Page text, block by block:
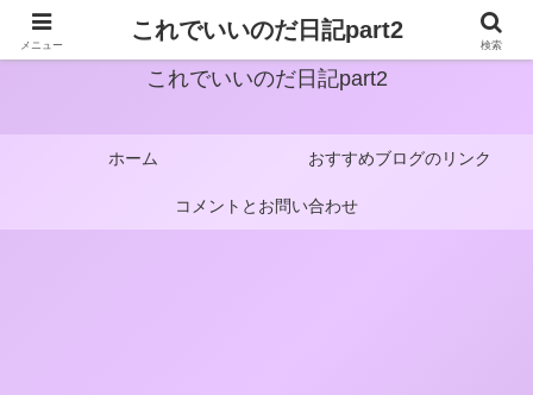
これでいいのだ日記part2
ホーム おすすめブログのリンク
コメントとお問い合わせ
メニュー
これでいいのだ日記part2
検索